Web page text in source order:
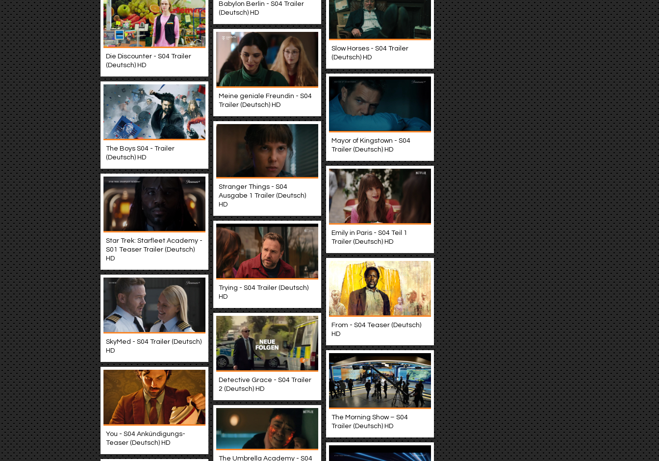
Babylon Berlin - S04 Trailer
(Deutsch) HD
Slow Horses - S04 Trailer
(Deutsch) HD
Die Discounter - S04 Trailer
(Deutsch) HD
Meine geniale Freundin - S04
Trailer (Deutsch) HD
Mayor of Kingstown - S04
Trailer (Deutsch) HD
The Boys S04 - Trailer
(Deutsch) HD
Stranger Things - S04
Ausgabe 1 Trailer (Deutsch)
HD
Emily in Paris - S04 Teil 1
Trailer (Deutsch) HD
Star Trek: Starfleet Academy -
S01 Teaser Trailer (Deutsch)
HD
Trying - S04 Trailer (Deutsch)
HD
From - S04 Teaser (Deutsch)
HD
SkyMed - S04 Trailer (Deutsch)
HD
Detective Grace - S04 Trailer
2 (Deutsch) HD
The Morning Show – S04
Trailer (Deutsch) HD
You - S04 Ankündigungs-
Teaser (Deutsch) HD
The Umbrella Academy - S04